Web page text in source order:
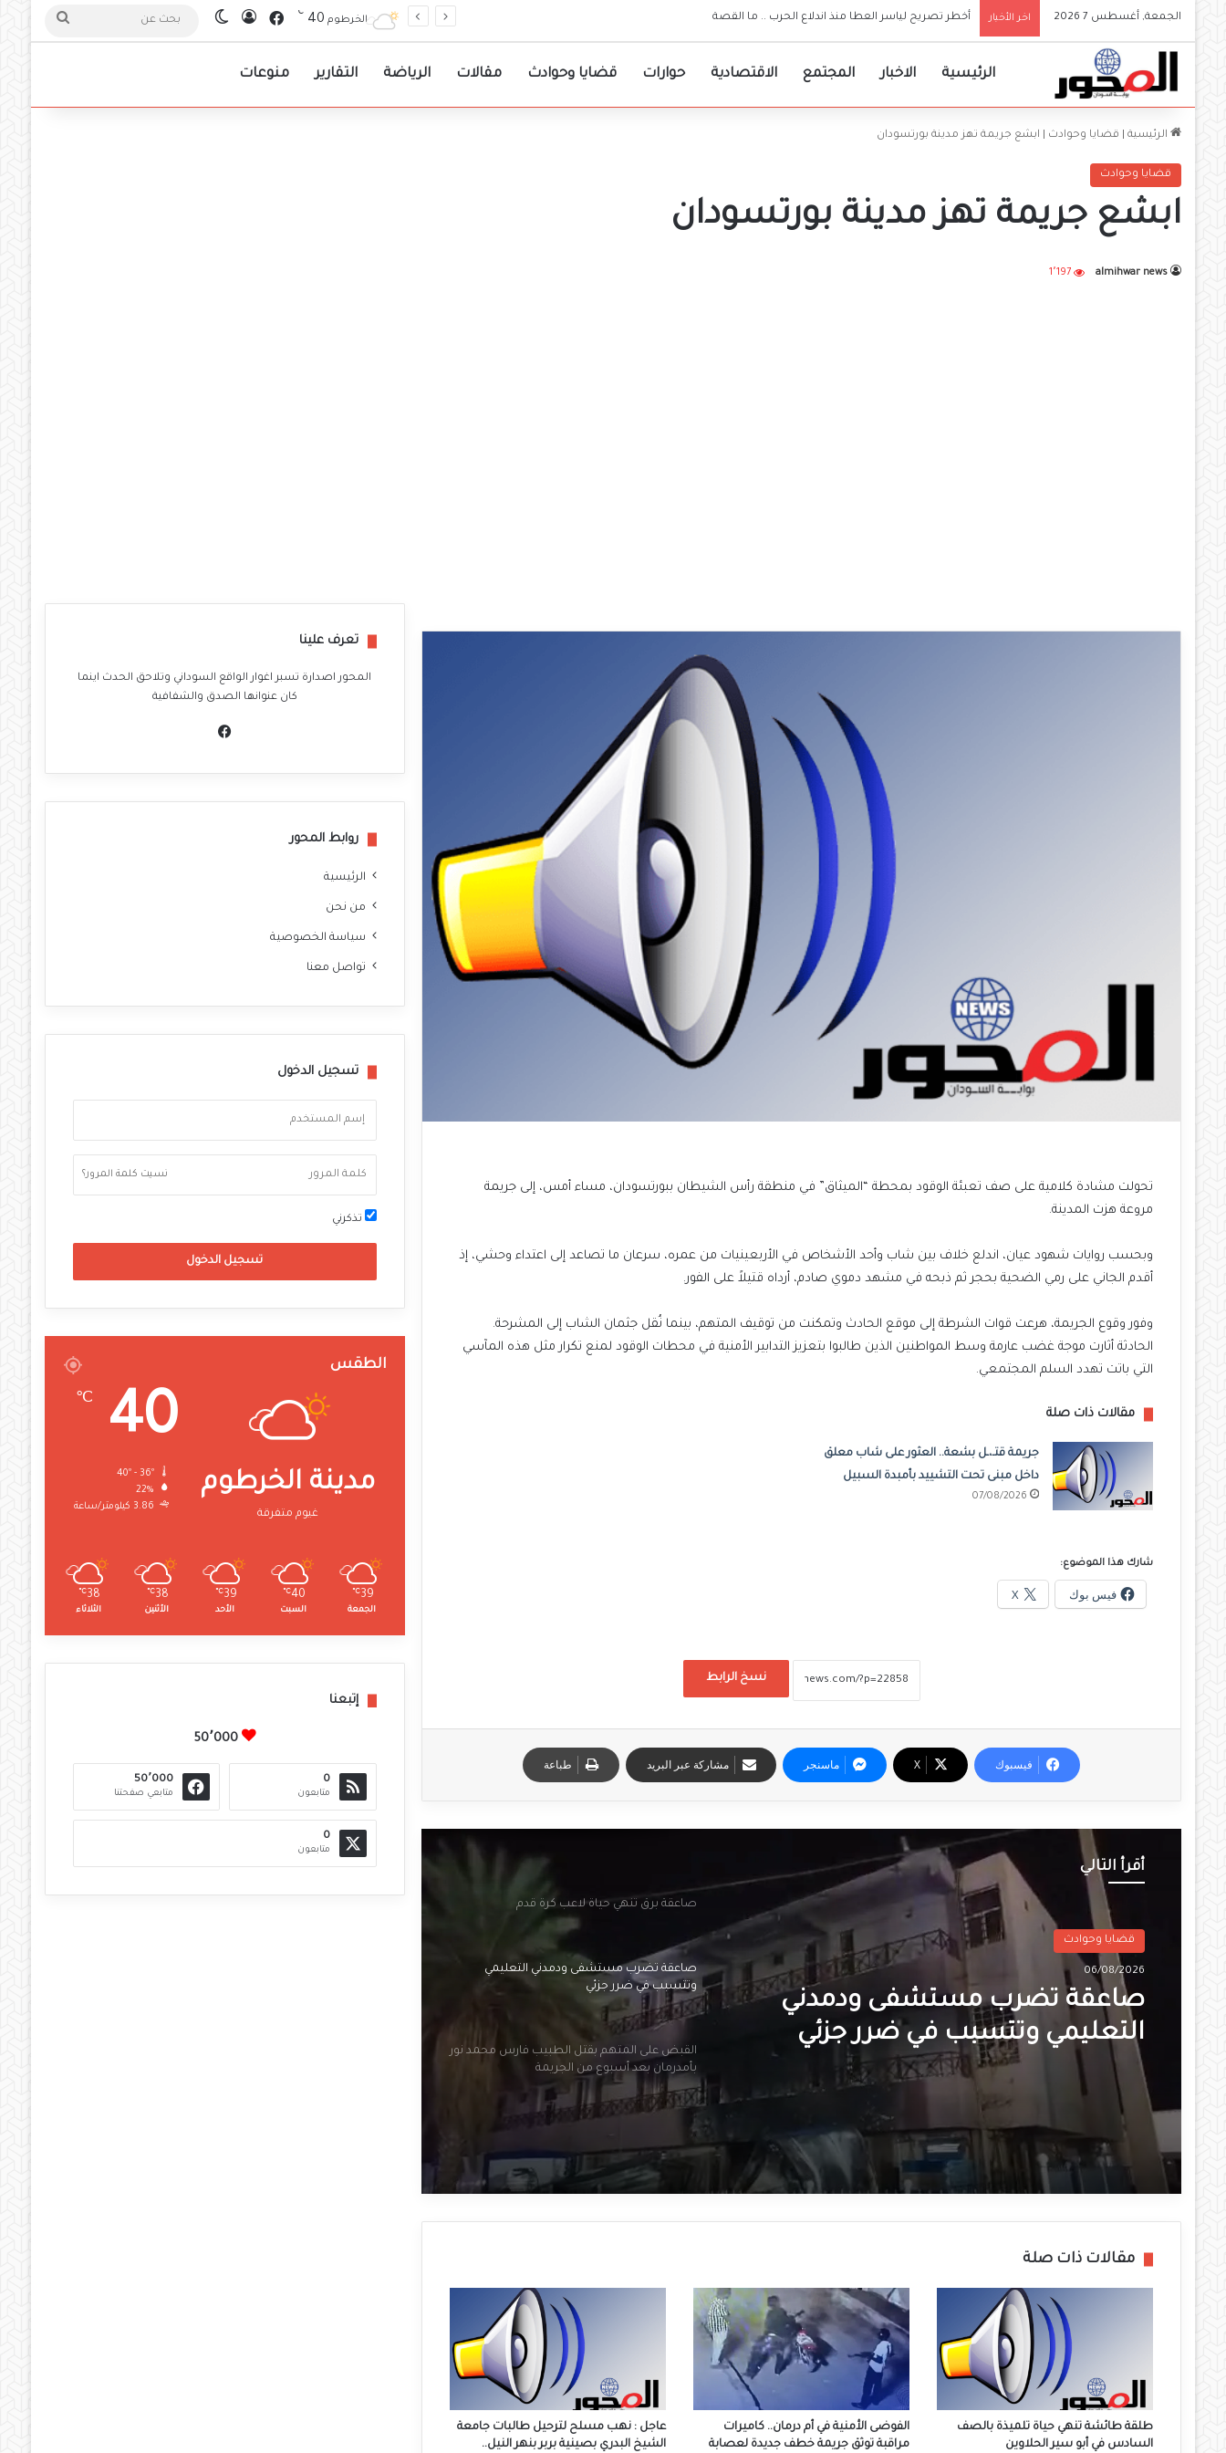
الجمعة, أغسطس 7 2026 اخر الأخبار أخطر تصريح لياسر العطا منذ اندلاع الحرب .. ما القصة الخرطوم 40
℃ فيسبوكتسجيل الدخول
الوضع المظلم
الرئيسية الاخبار المجتمع الاقتصادية حوارات قضايا وحوادث مقالات الرياضة التقارير منوعات
الرئيسية قضايا وحوادث ابشع جريمة تهز مدينة بورتسودان
قضايا وحوادث
ابشع جريمة تهز مدينة بورتسودان
almihwar news 1٬197
تحولت مشادة كلامية على صف تعبئة الوقود بمحطة “الميثاق” في منطقة رأس الشيطان ببورتسودان، مساء أمس، إلى جريمة
مروعة هزت المدينة.
وبحسب روايات شهود عيان، اندلع خلاف بين شاب وأحد الأشخاص في الأربعينيات من عمره، سرعان ما تصاعد إلى اعتداء وحشي، إذ
أقدم الجاني على رمي الضحية بحجر ثم ذبحه في مشهد دموي صادم، أرداه قتيلاً على الفور.
وفور وقوع الجريمة، هرعت قوات الشرطة إلى موقع الحادث وتمكنت من توقيف المتهم، بينما نُقل جثمان الشاب إلى المشرحة.
الحادثة أثارت موجة غضب عارمة وسط المواطنين الذين طالبوا بتعزيز التدابير الأمنية في محطات الوقود لمنع تكرار مثل هذه المآسي
التي باتت تهدد السلم المجتمعي.
مقالات ذات صلة
جريمة قتـ،ـل بشعة.. العثور على شاب معلق
داخل مبنى تحت التشييد بأمبدة السبيل
07/08/2026
شارك هذا الموضوع:
فيس بوك X
نسخ الرابط
فيسبوك ‫X ماسنجر مشاركة عبر البريد طباعة
أقرأ التالي
قضايا وحوادث
06/08/2026
صاعقة تضرب مستشفى ودمدني
التعليمي وتتسبب في ضرر جزئي
صاعقة برق تنهي حياة لاعب كرة قدم
صاعقة تضرب مستشفى ودمدني التعليمي
وتتسبب في ضرر جزئي
القبض على المتهم بقتل الطبيب فارس محمد نور
بأمدرمان بعد أسبوع من الجريمة
مقالات ذات صلة
طلقة طائشة تنهي حياة تلميذة بالصف
السادس في أبو سير الحلاوين
الفوضى الأمنية في أم درمان.. كاميرات
مراقبة توثق جريمة خطف جديدة لعصابة
عاجل : نهب مسلح لترحيل طالبات جامعة
الشيخ البدري بصينية بربر بنهر النيل..
تعرف علينا
المحور اصدارة تسبر اغوار الواقع السوداني وتلاحق الحدث اينما
كان عنوانها الصدق والشفافية
وك
روابط المحور
الرئيسية
من نحن
سياسة الخصوصية
تواصل معنا
تسجيل الدخول
نسيت كلمة المرور؟
تذكرني
تسجيل الدخول
الطقس
مدينة الخرطوم
غيوم متفرقة
40
℃
22%
3.86 كيلومتر/ساعة
39
℃
الجمعة
40
℃
السبت
39
℃
الأحد
38
℃
الأثنين
38
℃
الثلاثاء
إتبعنا
50٬000
0
متابعون
50٬000
متابعي صفحتنا
0
متابعون